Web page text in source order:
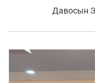
Давосын